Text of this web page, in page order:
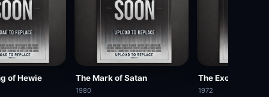
of Hewie
The Mark of Satan
1980
The Exorcism
1972